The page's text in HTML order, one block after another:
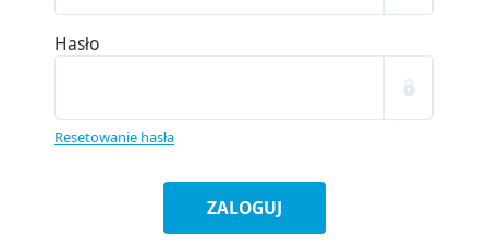
Hasło
Resetowanie hasła
ZALOGUJ